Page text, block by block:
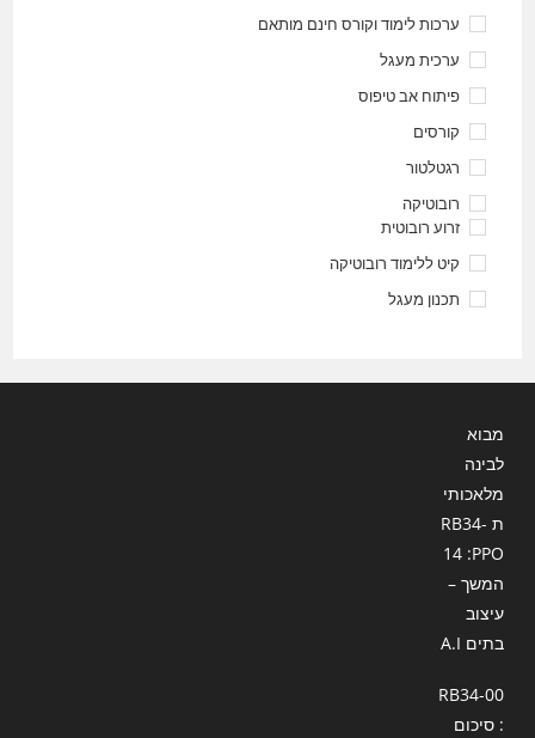
ערכות לימוד וקורס חינם מותאם
ערכית מעגל
פיתוח אב טיפוס
קורסים
רגטלטור
רובוטיקה
זרוע רובוטית
קיט ללימוד רובוטיקה
תכנון מעגל
מבוא
לבינה
מלאכותי
ת RB34-
14 :PPO
המשך –
עיצוב
בתים A.I
RB34-00
: סיכום